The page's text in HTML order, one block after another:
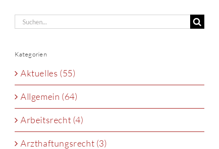
Suche
Kategorien
Aktuelles (55)
Allgemein (64)
Arbeitsrecht (4)
Arzthaftungsrecht (3)